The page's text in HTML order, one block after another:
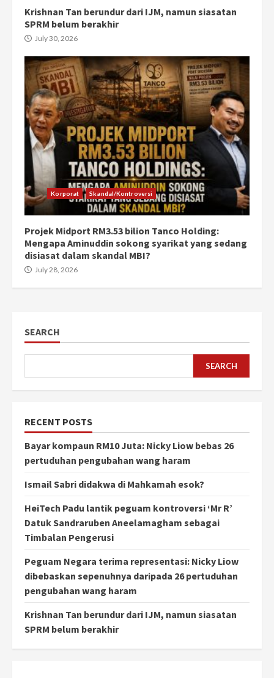
Krishnan Tan berundur dari IJM, namun siasatan
SPRM belum berakhir
July 30, 2026
Korporat Skandal/Kontroversi
Projek Midport RM3.53 bilion Tanco Holding:
Mengapa Aminuddin sokong syarikat yang sedang
disiasat dalam skandal MBI?
July 28, 2026
SEARCH
SEARCH
RECENT POSTS
Bayar kompaun RM10 Juta: Nicky Liow bebas 26
pertuduhan pengubahan wang haram
Ismail Sabri didakwa di Mahkamah esok?
HeiTech Padu lantik peguam kontroversi ‘Mr R’
Datuk Sandraruben Aneelamagham sebagai
Timbalan Pengerusi
Peguam Negara terima representasi: Nicky Liow
dibebaskan sepenuhnya daripada 26 pertuduhan
pengubahan wang haram
Krishnan Tan berundur dari IJM, namun siasatan
SPRM belum berakhir